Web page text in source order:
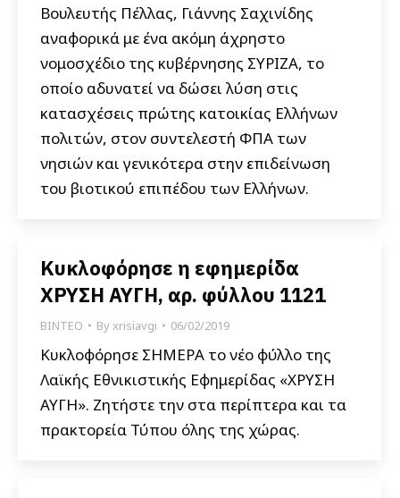
Βουλευτής Πέλλας, Γιάννης Σαχινίδης
αναφορικά με ένα ακόμη άχρηστο
νομοσχέδιο της κυβέρνησης ΣΥΡΙΖΑ, το
οποίο αδυνατεί να δώσει λύση στις
κατασχέσεις πρώτης κατοικίας Ελλήνων
πολιτών, στον συντελεστή ΦΠΑ των
νησιών και γενικότερα στην επιδείνωση
του βιοτικού επιπέδου των Ελλήνων.
Κυκλοφόρησε η εφημερίδα
ΧΡΥΣΗ ΑΥΓΗ, αρ. φύλλου 1121
ΒΙΝΤΕΟ Byxrisiavgi 06/02/2019
Κυκλοφόρησε ΣΗΜΕΡΑ το νέο φύλλο της
Λαϊκής Εθνικιστικής Εφημερίδας «ΧΡΥΣΗ
ΑΥΓΗ». Ζητήστε την στα περίπτερα και τα
πρακτορεία Τύπου όλης της χώρας.